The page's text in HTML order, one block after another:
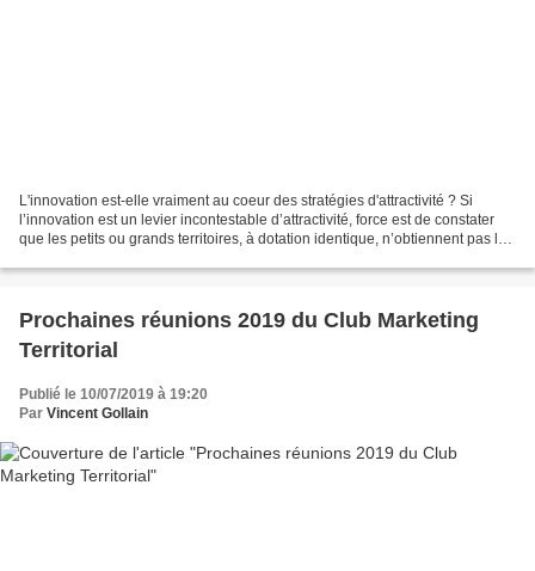
L'innovation est-elle vraiment au coeur des stratégies d'attractivité ? Si
l’innovation est un levier incontestable d’attractivité, force est de constater
que les petits ou grands territoires, à dotation identique, n’obtiennent pas les
Prochaines réunions 2019 du Club Marketing
Territorial
Publié le 10/07/2019 à 19:20
Par Vincent Gollain